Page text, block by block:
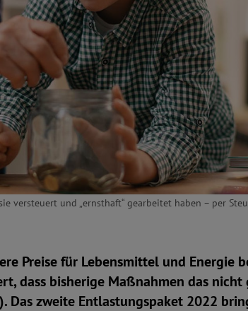
versteuert und „ernsthaft“ gearbeitet haben – per
Preise für Lebensmittel und Energie
dass bisherige Maßnahmen das
Das zweite Entlastungspaket 2022